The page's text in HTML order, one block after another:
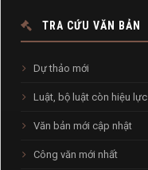
TRA CỨU VĂN BẢN
Dự thảo mới
Luật, bộ luật còn hiệu lực
Văn bản mới cập nhật
Công văn mới nhất